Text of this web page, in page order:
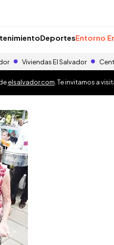
DeportesEntorno
Viviendas El Salvador
elsalvador.com . Te invitamos a